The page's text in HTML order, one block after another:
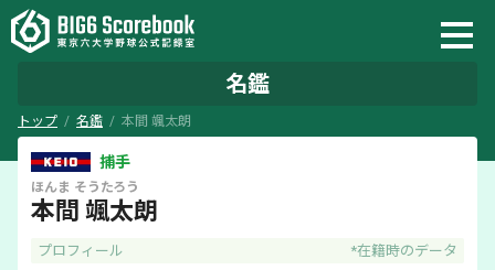
名鑑
トップ 名鑑 本間 颯太朗
捕手
本間 颯太朗
ほんま そうたろう
プロフィール
*在籍時のデータ